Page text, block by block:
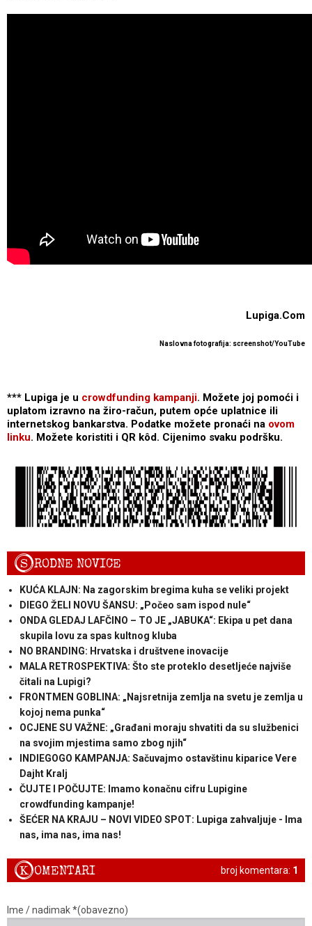
Lupiga.Com
Naslovna fotografija: screenshot/YouTube
*** Lupiga je u crowdfunding kampanji. Možete joj pomoći i
uplatom izravno na žiro-račun, putem opće uplatnice ili
internetskog bankarstva. Podatke možete pronaći na ovom
linku. Možete koristiti i QR kôd. Cijenimo svaku podršku.
SRODNE NOVICE
KUĆA KLAJN: Na zagorskim bregima kuha se veliki projekt
DIEGO ŽELI NOVU ŠANSU: „Počeo sam ispod nule“
ONDA GLEDAJ LAFČINO – TO JE „JABUKA“: Ekipa u pet dana
skupila lovu za spas kultnog kluba
NO BRANDING: Hrvatska i društvene inovacije
MALA RETROSPEKTIVA: Što ste proteklo desetljeće najviše
čitali na Lupigi?
FRONTMEN GOBLINA: „Najsretnija zemlja na svetu je zemlja u
kojoj nema punka“
OCJENE SU VAŽNE: „Građani moraju shvatiti da su službenici
na svojim mjestima samo zbog njih“
INDIEGOGO KAMPANJA: Sačuvajmo ostavštinu kiparice Vere
Dajht Kralj
ČUJTE I POČUJTE: Imamo konačnu cifru Lupigine
crowdfunding kampanje!
ŠEĆER NA KRAJU – NOVI VIDEO SPOT: Lupiga zahvaljuje - Ima
nas, ima nas, ima nas!
broj komentara: 1
KOMENTARI
Ime / nadimak *(obavezno)